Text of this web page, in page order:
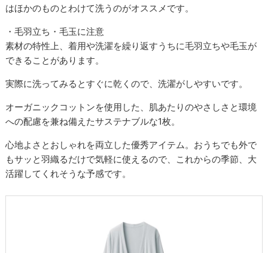
はほかのものとわけて洗うのがオススメです。
・毛羽立ち・毛玉に注意
素材の特性上、着用や洗濯を繰り返すうちに毛羽立ちや毛玉が
できることがあります。
実際に洗ってみるとすぐに乾くので、洗濯がしやすいです。
オーガニックコットンを使用した、肌あたりのやさしさと環境
への配慮を兼ね備えたサステナブルな1枚。
心地よさとおしゃれを両立した優秀アイテム。おうちでも外で
もサッと羽織るだけで気軽に使えるので、これからの季節、大
活躍してくれそうな予感です。